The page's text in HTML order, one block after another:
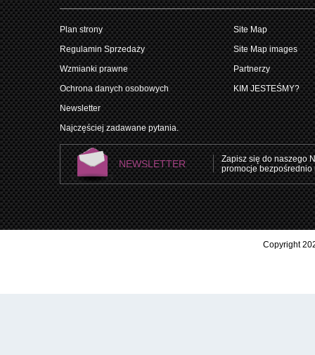
Plan strony
Regulamin Sprzedaży
Wzmianki prawne
Ochrona danych osobowych
Newsletter
Najczęściej zadawane pytania.
Site Map
Site Map images
Partnerzy
KIM JESTEŚMY?
NEWSLETTER
Zapisz się do naszego
promocje bezpośrednio
Copyright